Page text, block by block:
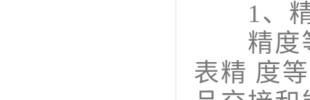
1、精
精度等
表精 度